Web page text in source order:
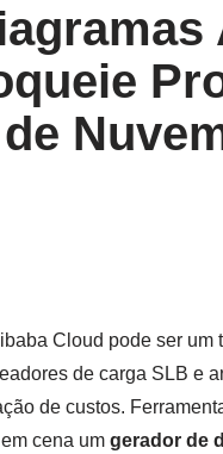
Cloud pode ser
de carga SLB e
de custos.
cena um gerador de